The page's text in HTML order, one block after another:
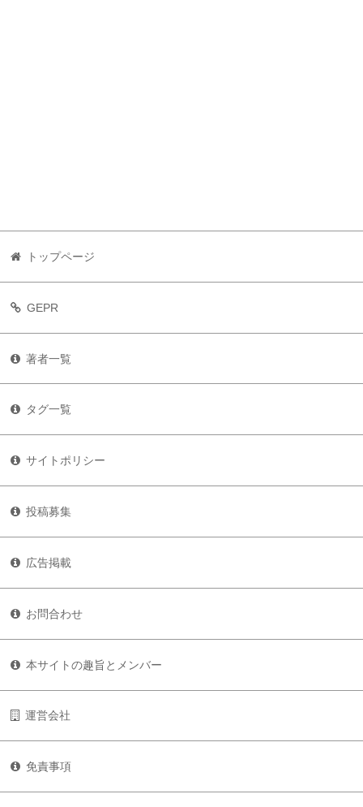
トップページ
GEPR
著者一覧
タグ一覧
サイトポリシー
投稿募集
広告掲載
お問合わせ
本サイトの趣旨とメンバー
運営会社
免責事項